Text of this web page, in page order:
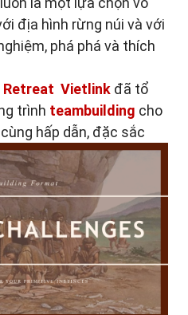
địa hình rừng núi và với
phá phá và thích
Retreat Vietlink đã tổ
trình teambuilding cho
hấp dẫn, đặc sắc